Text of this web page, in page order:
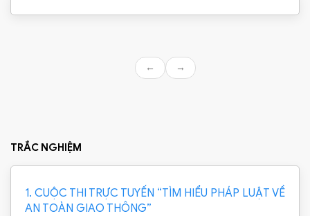
← →
TRẮC NGHIỆM
1. CUỘC THI TRỰC TUYẾN “TÌM HIỂU PHÁP LUẬT VỀ
AN TOÀN GIAO THÔNG”